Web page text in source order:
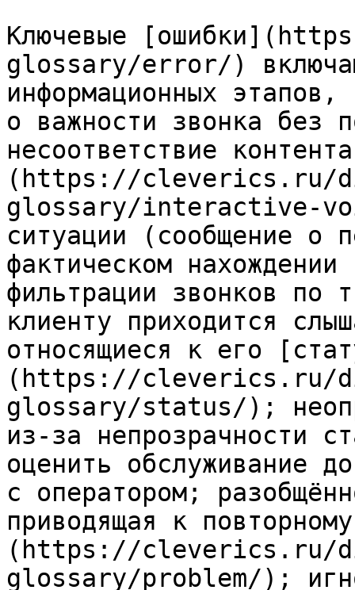
Ключевые
glossary/error/)
информационных
о важности звонка без
несоответствие
(https://cleverics.ru/
glossary/interactive-
ситуации (сообщение о
фактическом
фильтрации звонков по
клиенту приходится
относящиеся к его
(https://cleverics.ru/
glossary/status/);
из-за непрозрачности
оценить обслуживание
с оператором;
приводящая к
(https://cleverics.ru/
glossary/problem/);